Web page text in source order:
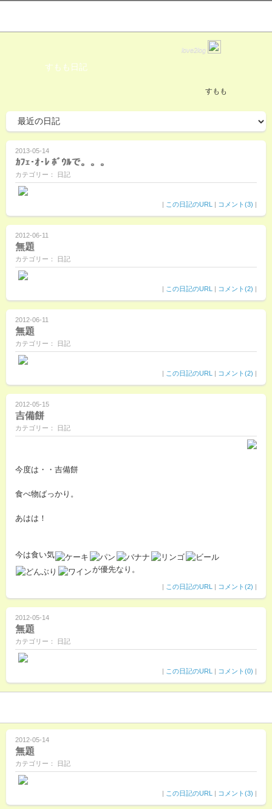
love2log
すもも日記
すもも
2013-05-14
ｶﾌｪ･ｵ･ﾚ ﾎﾞｳﾙで。。。
カテゴリー： 日記
| この日記のURL | コメント(3) |
2012-06-11
無題
カテゴリー： 日記
| この日記のURL | コメント(2) |
2012-06-11
無題
カテゴリー： 日記
| この日記のURL | コメント(2) |
2012-05-15
吉備餅
カテゴリー： 日記
今度は・・吉備餅
食べ物ばっかり。
あはは！
今は食い気
が優先なり。
| この日記のURL | コメント(2) |
2012-05-14
無題
カテゴリー： 日記
| この日記のURL | コメント(0) |
2012-05-14
無題
カテゴリー： 日記
| この日記のURL | コメント(3) |